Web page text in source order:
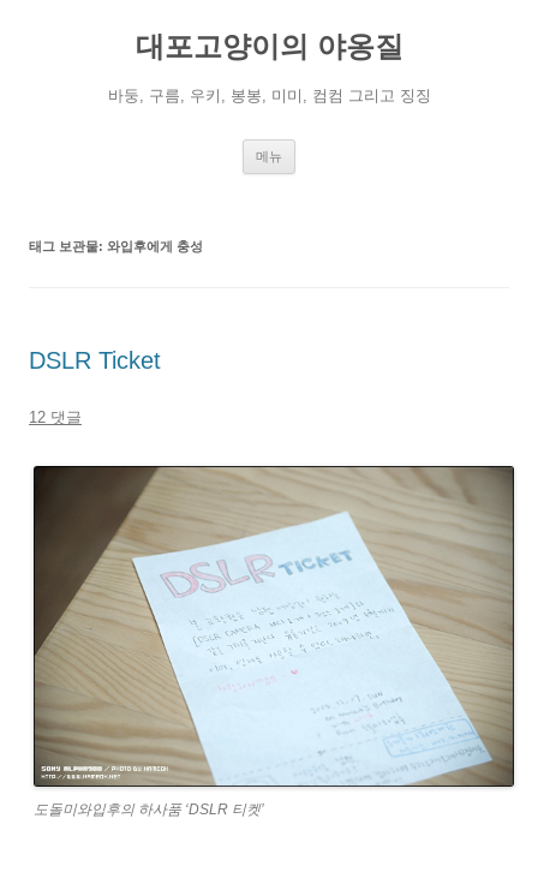
대포고양이의 야옹질
바둥, 구름, 우키, 봉봉, 미미, 컴컴 그리고 징징
메뉴
태그 보관물: 와입후에게 충성
DSLR Ticket
12 댓글
도돌미와입후의 하사품 ‘DSLR 티켓’